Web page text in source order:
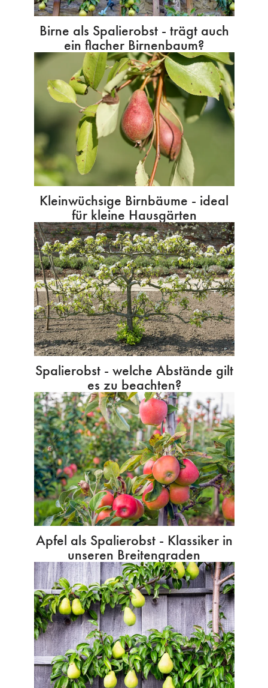
Birne als Spalierobst - trägt auch
ein flacher Birnenbaum?
Kleinwüchsige Birnbäume - ideal
für kleine Hausgärten
Spalierobst - welche Abstände gilt
es zu beachten?
Apfel als Spalierobst - Klassiker in
unseren Breitengraden